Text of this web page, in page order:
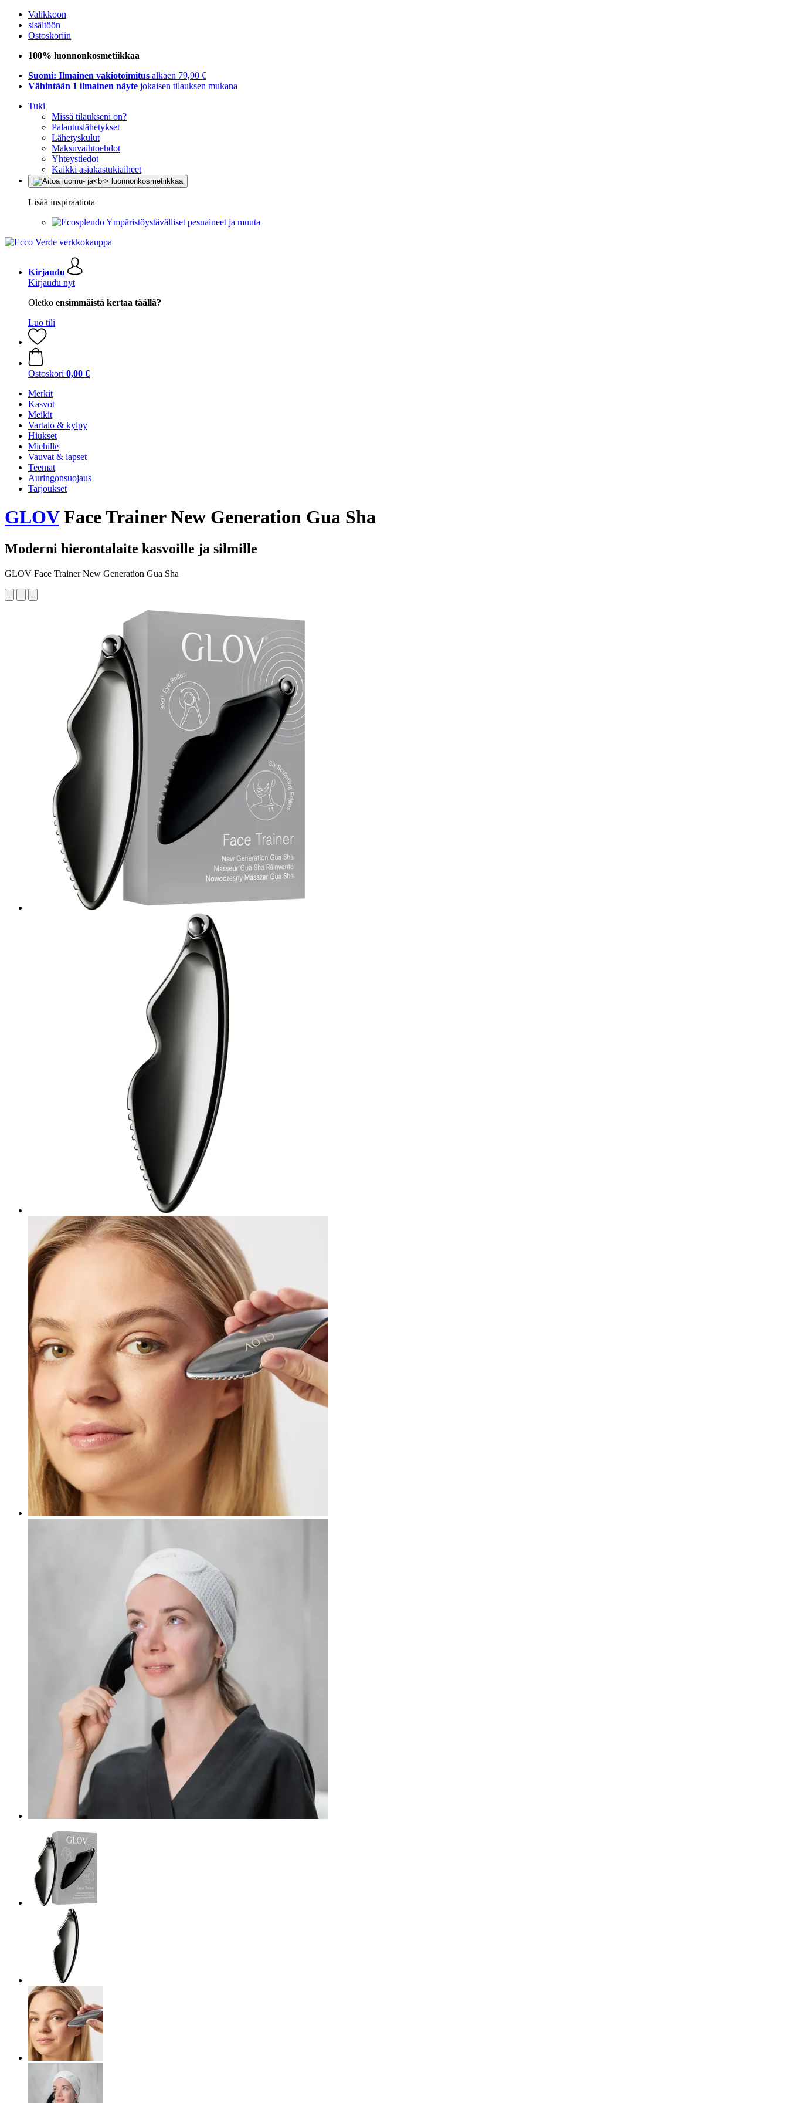
Valikkoon
sisältöön
Ostoskoriin
100% luonnonkosmetiikkaa
Suomi: Ilmainen vakiotoimitus alkaen 79,90 €
Vähintään 1 ilmainen näyte jokaisen tilauksen mukana
Tuki
Missä tilaukseni on?
Palautuslähetykset
Lähetyskulut
Maksuvaihtoehdot
Yhteystiedot
Kaikki asiakastukiaiheet
Lisää inspiraatiota
Ympäristöystävälliset pesuaineet ja muuta
Kirjaudu
Kirjaudu nyt
Oletko ensimmäistä kertaa täällä?
Luo tili
Ostoskori 0,00 €
Merkit
Kasvot
Meikit
Vartalo & kylpy
Hiukset
Miehille
Vauvat & lapset
Teemat
Auringonsuojaus
Tarjoukset
GLOVFace Trainer New Generation Gua Sha
Moderni hierontalaite kasvoille ja silmille
GLOV Face Trainer New Generation Gua Sha